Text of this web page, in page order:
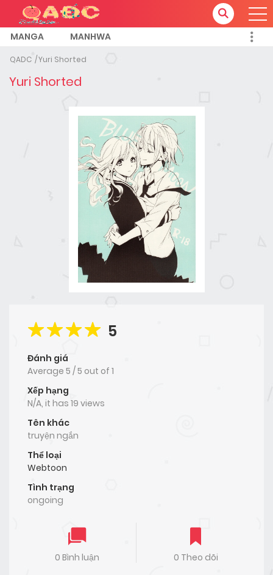
MANGA MANHWA
QADC Yuri Shorted
Yuri Shorted
5
Đánh giá
Average 5 /5 out of 1
Xếp hạng
N/A, it has 19 views
Tên khác
truyện ngắn
Thể loại
Webtoon
Tình trạng
ongoing
0 Bình luận 0 Theo dõi